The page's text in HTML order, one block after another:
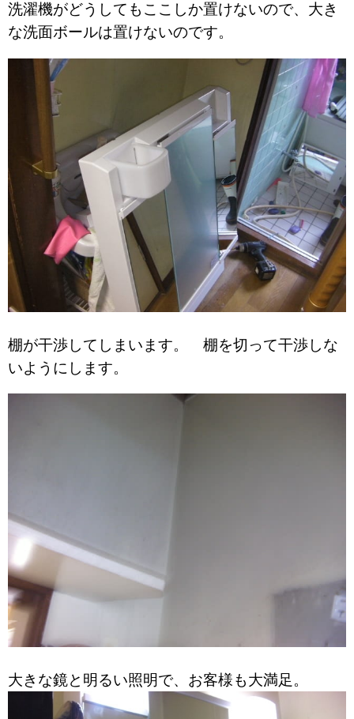
洗濯機がどうしてもここしか置けないので、大き
な洗面ボールは置けないのです。
棚が干渉してしまいます。 棚を切って干渉しな
いようにします。
大きな鏡と明るい照明で、お客様も大満足。